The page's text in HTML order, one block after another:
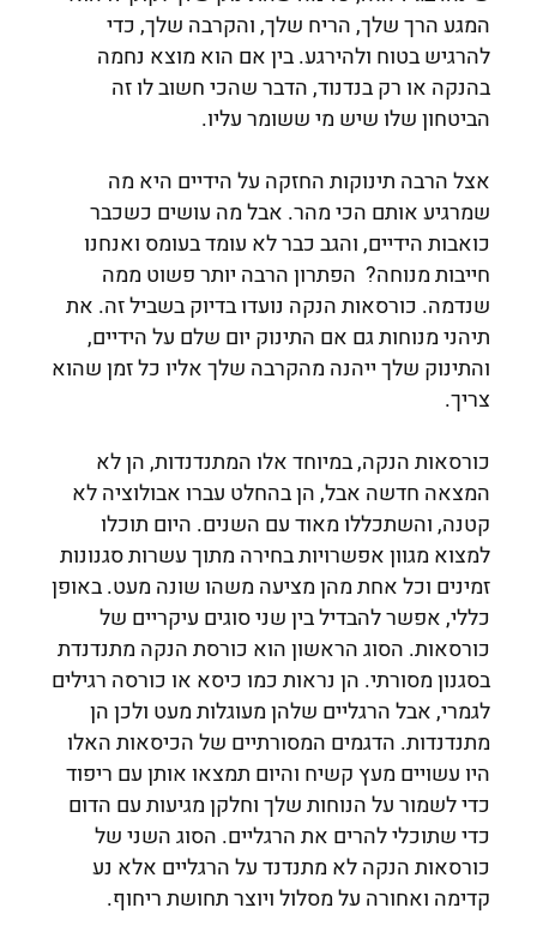
המגע הרך שלך, הריח שלך, והקרבה שלך, כדי
להרגיש בטוח ולהירגע. בין אם הוא מוצא נחמה
בהנקה או רק בנדנוד, הדבר שהכי חשוב לו זה
הביטחון שלו שיש מי ששומר עליו.
אצל הרבה תינוקות החזקה על הידיים היא מה
שמרגיע אותם הכי מהר. אבל מה עושים כשכבר
כואבות הידיים, והגב כבר לא עומד בעומס ואנחנו
חייבות מנוחה? הפתרון הרבה יותר פשוט ממה
שנדמה. כורסאות הנקה נועדו בדיוק בשביל זה. את
תיהני מנוחות גם אם התינוק יום שלם על הידיים,
והתינוק שלך ייהנה מהקרבה שלך אליו כל זמן שהוא
צריך.
כורסאות הנקה, במיוחד אלו המתנדנדות, הן לא
המצאה חדשה אבל, הן בהחלט עברו אבולוציה לא
קטנה, והשתכללו מאוד עם השנים. היום תוכלו
למצוא מגוון אפשרויות בחירה מתוך עשרות סגנונות
זמינים וכל אחת מהן מציעה משהו שונה מעט. באופן
כללי, אפשר להבדיל בין שני סוגים עיקריים של
כורסאות. הסוג הראשון הוא כורסת הנקה מתנדנדת
בסגנון מסורתי. הן נראות כמו כיסא או כורסה רגילים
לגמרי, אבל הרגליים שלהן מעוגלות מעט ולכן הן
מתנדנדות. הדגמים המסורתיים של הכיסאות האלו
היו עשויים מעץ קשיח והיום תמצאו אותן עם ריפוד
כדי לשמור על הנוחות שלך וחלקן מגיעות עם הדום
כדי שתוכלי להרים את הרגליים. הסוג השני של
כורסאות הנקה לא מתנדנד על הרגליים אלא נע
קדימה ואחורה על מסלול ויוצר תחושת ריחוף.